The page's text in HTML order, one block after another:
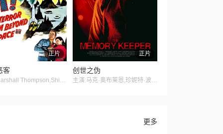
正片
客
主演:Marshall Thompson,Shirley Patterson,Kim Spalding
正片
创世之伪
主演:马克·奥布莱恩,珍妮特·波特,亚当·切赫曼
更多